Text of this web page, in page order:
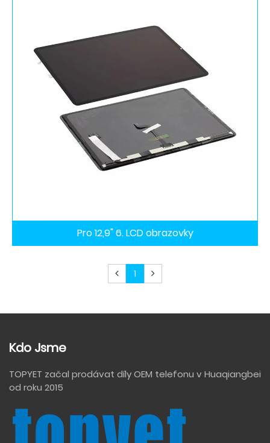
Pro 12,9" 6. LCD obrazovky
1
Kdo Jsme
TOPYET začal prodávat díly OEM telefonu v Huaqiangbei
od roku 2015